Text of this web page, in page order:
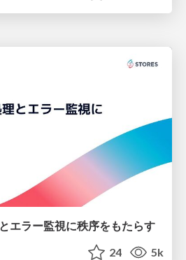
エラー監視に秩序をもたらす
24 5k